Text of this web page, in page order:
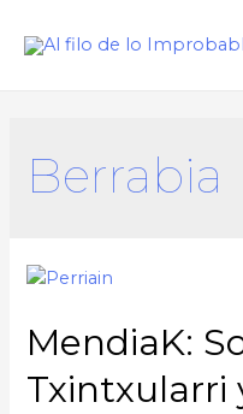
Berrabia
MendiaK:
Txintxularri